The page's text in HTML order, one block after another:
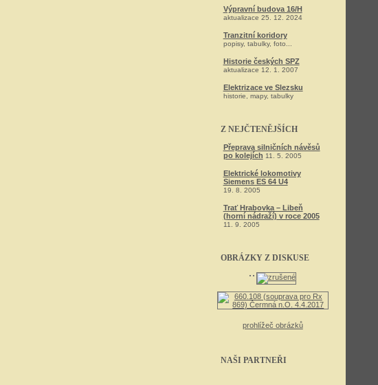
Výpravní budova 16/H
aktualizace 25. 12. 2024
Tranzitní koridory
popisy, tabulky, foto...
Historie českých SPZ
aktualizace 12. 1. 2007
Elektrizace ve Slezsku
historie, mapy, tabulky
Z NEJČTENĚJŠÍCH
Přeprava silničních návěsů
po kolejích 11. 5. 2005
Elektrické lokomotivy
Siemens ES 64 U4
19. 8. 2005
Trať Hrabovka – Libeň
(horní nádraží) v roce 2005
11. 9. 2005
OBRÁZKY Z DISKUSE
prohlížeč obrázků
NAŠI PARTNEŘI